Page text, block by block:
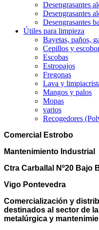
Desengrasantes
Desengrasantes
Desengrasantes
Útiles para limpieza
Bayetas, paños,
Cepillos y
Escobas
Estropajos
Fregonas
Lava y
Mangos y palos
Mopas
varios
Recogedores
Comercial Estrobo
Mantenimiento Industrial
Ctra Carballal Nº20 Bajo
Vigo Pontevedra
Comercialización y
destinados al sector de
metalúrgica y